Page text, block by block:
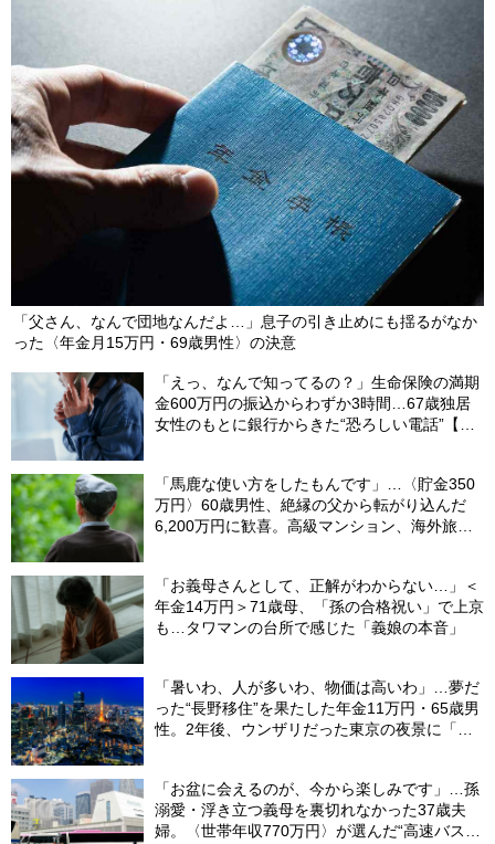
「父さん、なんで団地なんだよ…」息子の引き止めにも揺るがなか
った〈年金月15万円・69歳男性〉の決意
「えっ、なんで知ってるの？」生命保険の満期
金600万円の振込からわずか3時間…67歳独居
女性のもとに銀行からきた“恐ろしい電話”【FP
「馬鹿な使い方をしたもんです」…〈貯金350
万円〉60歳男性、絶縁の父から転がり込んだ
6,200万円に歓喜。高級マンション、海外旅
「お義母さんとして、正解がわからない…」＜
年金14万円＞71歳母、「孫の合格祝い」で上京
も…タワマンの台所で感じた「義娘の本音」
「暑いわ、人が多いわ、物価は高いわ」…夢だ
った“長野移住”を果たした年金11万円・65歳男
性。2年後、ウンザリだった東京の夜景に「癒
「お盆に会えるのが、今から楽しみです」…孫
溺愛・浮き立つ義母を裏切れなかった37歳夫
婦。〈世帯年収770万円〉が選んだ“高速バス帰